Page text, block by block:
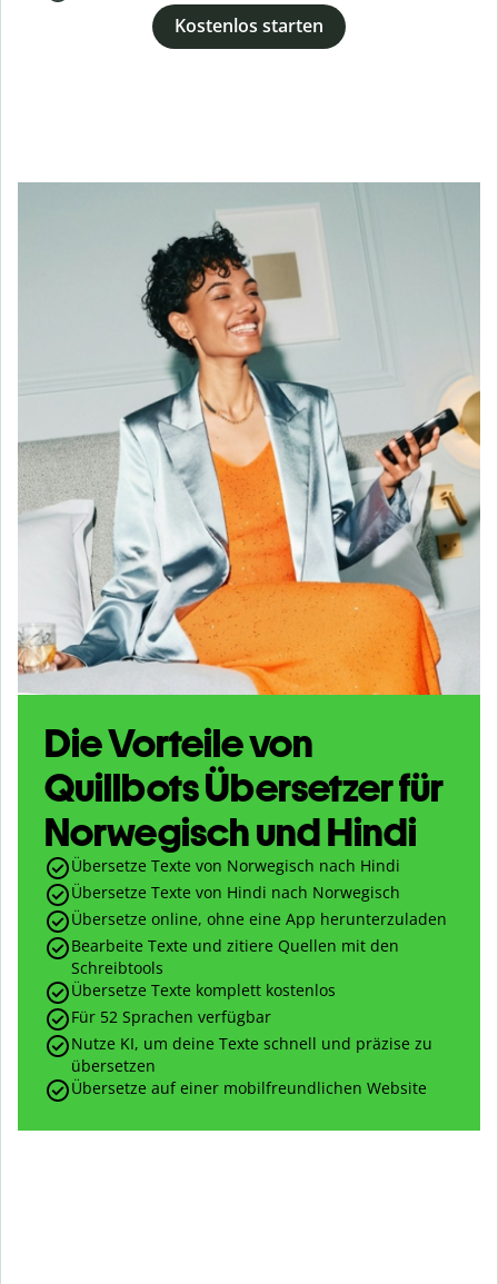
Kostenlos starten
Die Vorteile von
Quillbots Übersetzer für
Norwegisch und Hindi
Übersetze Texte von Norwegisch nach Hindi
Übersetze Texte von Hindi nach Norwegisch
Übersetze online, ohne eine App herunterzuladen
Bearbeite Texte und zitiere Quellen mit den
Schreibtools
Übersetze Texte komplett kostenlos
Für 52 Sprachen verfügbar
Nutze KI, um deine Texte schnell und präzise zu
übersetzen
Übersetze auf einer mobilfreundlichen Website